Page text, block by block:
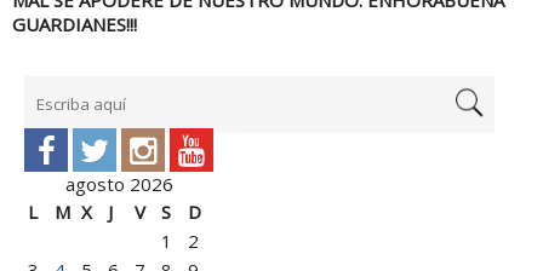
GUARDIANES!!!
agosto 2026
L
M X J V S
D
1
2